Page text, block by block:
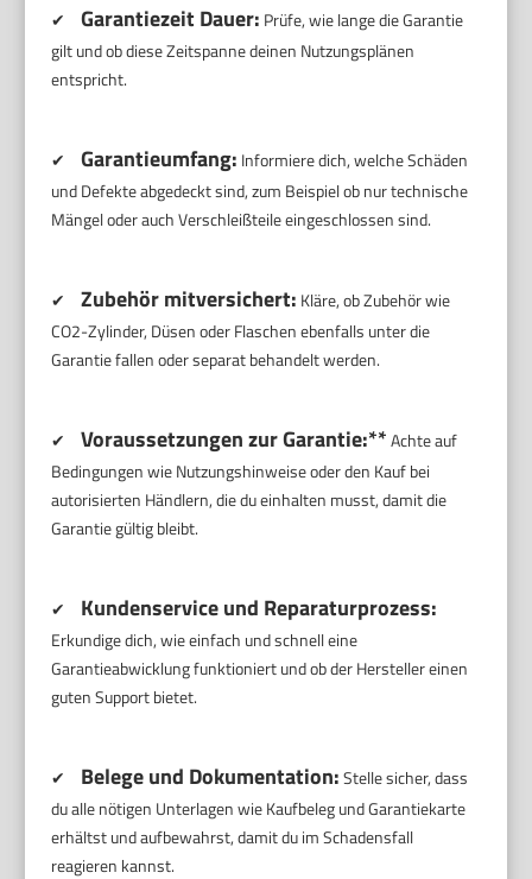
✔ Garantiezeit Dauer: Prüfe, wie lange die Garantie
gilt und ob diese Zeitspanne deinen Nutzungsplänen
entspricht.
✔ Garantieumfang: Informiere dich, welche Schäden
und Defekte abgedeckt sind, zum Beispiel ob nur technische
Mängel oder auch Verschleißteile eingeschlossen sind.
✔ Zubehör mitversichert: Kläre, ob Zubehör wie
CO2-Zylinder, Düsen oder Flaschen ebenfalls unter die
Garantie fallen oder separat behandelt werden.
✔ Voraussetzungen zur Garantie:**Achte auf
Bedingungen wie Nutzungshinweise oder den Kauf bei
autorisierten Händlern, die du einhalten musst, damit die
Garantie gültig bleibt.
✔ Kundenservice und Reparaturprozess:
Erkundige dich, wie einfach und schnell eine
Garantieabwicklung funktioniert und ob der Hersteller einen
guten Support bietet.
✔ Belege und Dokumentation:Stelle sicher, dass
du alle nötigen Unterlagen wie Kaufbeleg und Garantiekarte
erhältst und aufbewahrst, damit du im Schadensfall
reagieren kannst.